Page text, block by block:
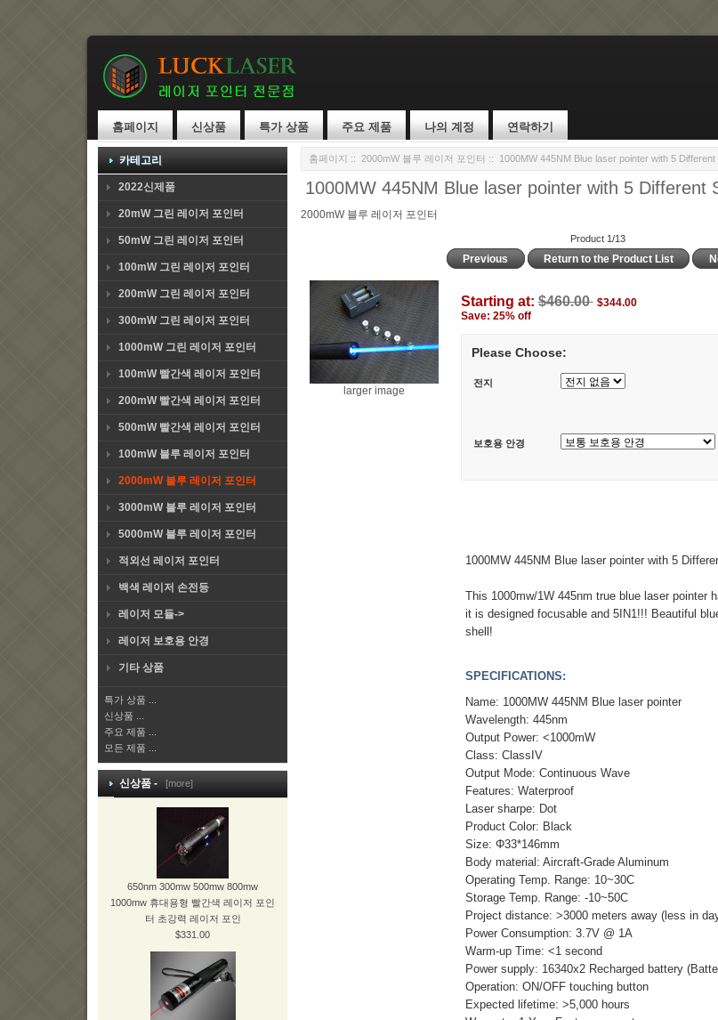
홈페이지 신상품 특가 상품 주요 제품 나의 계정 연락하기
카테고리
2022신제품
20mW 그린 레이저 포인터
50mW 그린 레이저 포인터
100mW 그린 레이저 포인터
200mW 그린 레이저 포인터
300mW 그린 레이저 포인터
1000mW 그린 레이저 포인터
100mW 빨간색 레이저 포인터
200mW 빨간색 레이저 포인터
500mW 빨간색 레이저 포인터
100mW 블루 레이저 포인터
2000mW 블루 레이저 포인터
3000mW 블루 레이저 포인터
5000mW 블루 레이저 포인터
적외선 레이저 포인터
백색 레이저 손전등
레이저 모듈->
레이저 보호용 안경
기타 상품
특가 상품 ...
신상품 ...
주요 제품 ...
모든 제품 ...
신상품 - [more]
650nm 300mw 500mw 800mw
1000mw 휴대용형 빨간색 레이저 포인
터 초강력 레이저 포인
$331.00
홈페이지 :: 2000mW 블루 레이저 포인터 :: 1000MW 445NM Blue laser pointer with 5 Different
1000MW 445NM Blue laser pointer with 5 Different
2000mW 블루 레이저 포인터
Product 1/13
Previous Return to the Product List
larger image
Starting at:$460.00 $344.00
Save: 25% off
Please Choose:
전지
보호용 안경
1000MW 445NM Blue laser pointer with 5
This 1000mw/1W 445nm true blue laser pointer
it is designed focusable and 5IN1!!! Beautiful
shell!
SPECIFICATIONS:
Name: 1000MW 445NM Blue laser pointer
Wavelength: 445nm
Output Power: <1000mW
Class: ClassIV
Output Mode: Continuous Wave
Features: Waterproof
Laser sharpe: Dot
Product Color: Black
Size: Φ33*146mm
Body material: Aircraft-Grade Aluminum
Operating Temp. Range: 10~30C
Storage Temp. Range: -10~50C
Project distance: >3000 meters away (less in
Power Consumption: 3.7V @ 1A
Warm-up Time: <1 second
Power supply: 16340x2 Recharged battery
Operation: ON/OFF touching button
Expected lifetime: >5,000 hours